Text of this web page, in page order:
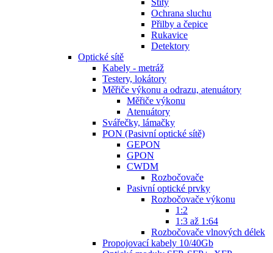
Štíty
Ochrana sluchu
Přilby a čepice
Rukavice
Detektory
Optické sítě
Kabely - metráž
Testery, lokátory
Měřiče výkonu a odrazu, atenuátory
Měřiče výkonu
Atenuátory
Svářečky, lámačky
PON (Pasivní optické sítě)
GEPON
GPON
CWDM
Rozbočovače
Pasivní optické prvky
Rozbočovače výkonu
1:2
1:3 až 1:64
Rozbočovače vlnových délek
Propojovací kabely 10/40Gb